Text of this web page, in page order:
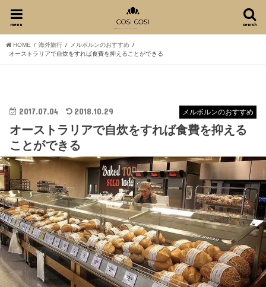
search
menu
HOME 海外旅行
メルボルンのおすすめ
オーストラリアで自炊をすれば食費を抑えることができる
メルボルンのおすすめ
2017.07.04 2018.10.29
オーストラリアで自炊をすれば食費を抑える
ことができる